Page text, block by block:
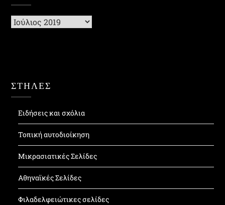
Ιστορικό
ΣΤΗΛΕΣ
Ειδήσεις και σχόλια
Τοπική αυτοδιοίκηση
Μικρασιατικές Σελίδες
Αθηναϊκές Σελίδες
Φιλαδελφειώτικες σελίδες